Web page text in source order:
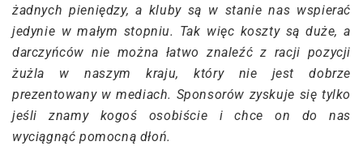
żadnych pieniędzy, a kluby są w stanie nas wspierać
jedynie w małym stopniu. Tak więc koszty są duże, a
darczyńców nie można łatwo znaleźć z racji pozycji
żużla w naszym kraju, który nie jest dobrze
prezentowany w mediach. Sponsorów zyskuje się tylko
jeśli znamy kogoś osobiście i chce on do nas
wyciągnąć pomocną dłoń.